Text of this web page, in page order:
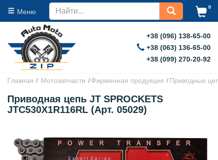
Меню
0
+38 (096) 138-65-00
+38 (063) 136-65-00
+38 (099) 270-20-92
Главная Мотозапчасти Фирменная продукция Приводные
Приводная цепь JT SPROCKETS
JTC530X1R116RL (Арт. 05029)